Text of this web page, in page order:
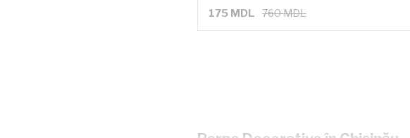
760 MDL
175 MDL